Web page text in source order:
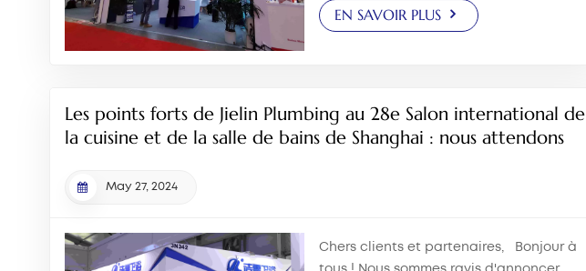
Plumbing Industry Co., Ltd. y a participé
EN SAVOIR PLUS
Les points forts de Jielin Plumbing au 28e Salon international de
la cuisine et de la salle de bains de Shanghai : nous attendons
May 27, 2024
Chers clients et partenaires, Bonjour à